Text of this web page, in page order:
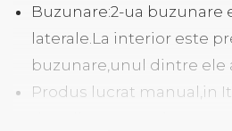
Buzunare:2-ua buzunare
laterale.La interior este
buzunare,unul dintre ele
Produs lucrat manual,in